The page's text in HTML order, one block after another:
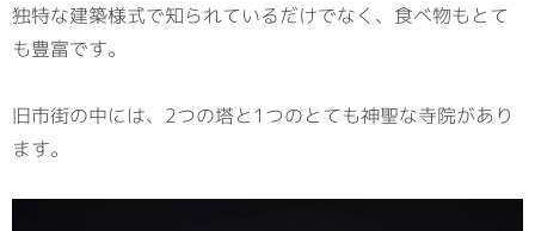
独特な建築様式で知られているだけでなく、食べ物もとて
も豊富です。
旧市街の中には、2つの塔と1つのとても神聖な寺院があり
ます。